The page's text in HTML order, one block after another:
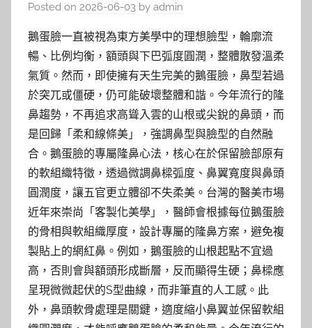
Posted on 2026-06-03 by admin
鵝蛋臉一直被視為東方美學中的理想臉型，輪廓流
暢、比例均衡，額頭與下巴弧度圓潤，整體散發溫柔
氣質。然而，即使擁有天生完美的鵝蛋臉，鼻型若過
於突兀或僵硬，仍可能破壞整體和諧。今年流行的隆
鼻趨勢，不再追求高聳入雲的山根或尖銳的鼻頭，而
是回歸「柔和線條美」，強調鼻型與臉型的自然融
合。鵝蛋臉的專屬隆鼻心法，核心在於保留臉部原有
的軟組織特徵，透過微調鼻樑弧度、鼻翼寬度與鼻頭
圓潤度，讓五官更立體卻不失柔美。台灣的醫美市場
近年來崇尚「客製化美學」，醫師會根據每位鵝蛋臉
的骨相與軟組織厚度，設計專屬的隆鼻方案，避免複
製貼上的網紅鼻。例如，鵝蛋臉的山根起點不宜過
高，否則會與額頭形成斷層，反而顯得生硬；鼻樑應
呈現微微起伏的S型曲線，而非筆直的人工感。此
外，鼻頭軟骨處理是關鍵，適度縮小鼻翼並保留軟組